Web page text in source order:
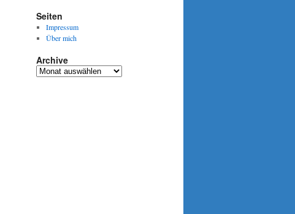
Seiten
Impressum
Über mich
Archive
Archive